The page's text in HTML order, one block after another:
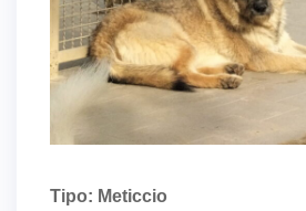
Tipo: Meticcio